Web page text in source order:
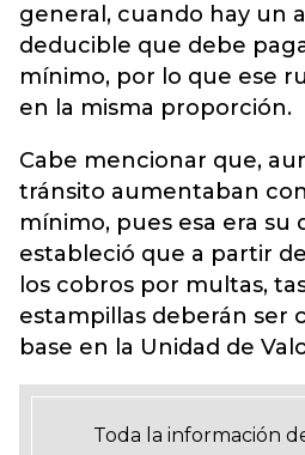
general, cuando hay un
deducible que debe
mínimo, por lo que ese
en la misma proporción.
Cabe mencionar que,
tránsito aumentaban con
mínimo, pues esa era su
estableció que a partir
los cobros por multas,
estampillas deberán ser
base en la Unidad de
Toda la información